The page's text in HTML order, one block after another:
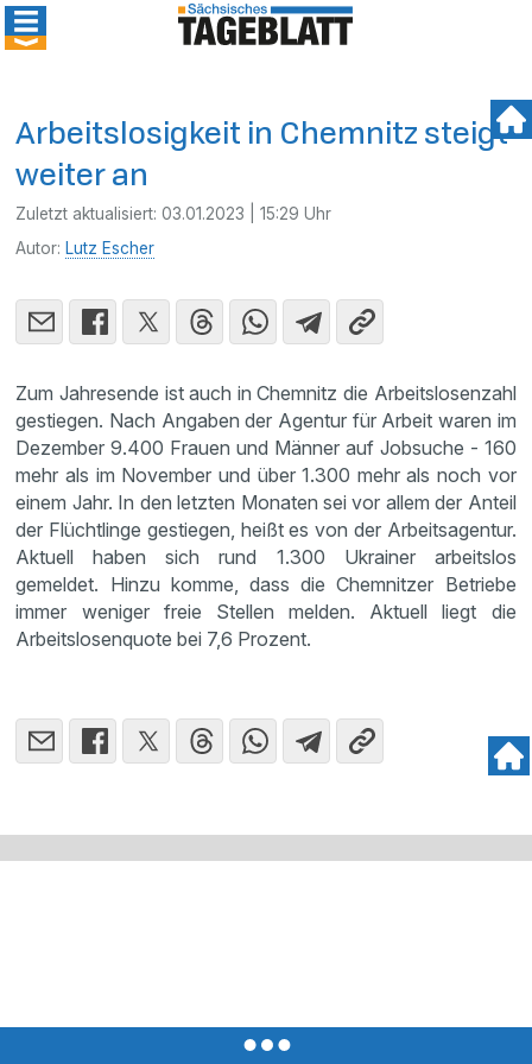
Arbeitslosigkeit in Chemnitz steigt
weiter an
Zuletzt aktualisiert:03.01.2023 | 15:29 Uhr
Autor: Lutz Escher
Zum Jahresende ist auch in Chemnitz die Arbeitslosenzahl
gestiegen. Nach Angaben der Agentur für Arbeit waren im
Dezember 9.400 Frauen und Männer auf Jobsuche - 160
mehr als im November und über 1.300 mehr als noch vor
einem Jahr. In den letzten Monaten sei vor allem der Anteil
der Flüchtlinge gestiegen, heißt es von der Arbeitsagentur.
Aktuell haben sich rund 1.300 Ukrainer arbeitslos
gemeldet. Hinzu komme, dass die Chemnitzer Betriebe
immer weniger freie Stellen melden. Aktuell liegt die
Arbeitslosenquote bei 7,6 Prozent.